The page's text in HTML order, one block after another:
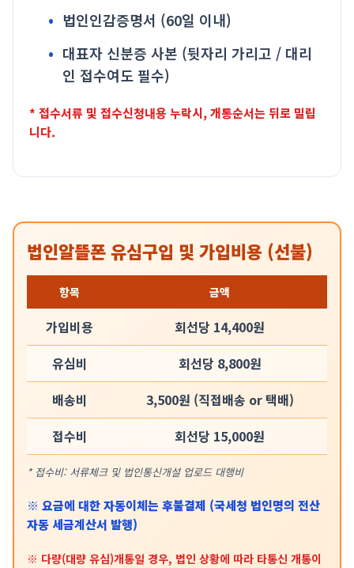
법인인감증명서 (60일 이내)
대표자 신분증 사본 (뒷자리 가리고 / 대리
인 접수여도 필수)
* 접수서류 및 접수신청내용 누락시, 개통순서는 뒤로 밀립
니다.
법인알뜰폰 유심구입 및 가입비용 (선불)
항목 금액
가입비용
회선당 14,400원
유심비
회선당 8,800원
배송비
3,500원 (직접배송 or 택배)
접수비
회선당 15,000원
* 접수비: 서류체크 및 법인통신개설 업로드 대행비
※ 요금에 대한 자동이체는 후불결제 (국세청 법인명의 전산
자동 세금계산서 발행)
※ 다량(대량 유심)개통일 경우, 법인 상황에 따라 타통신 개통이